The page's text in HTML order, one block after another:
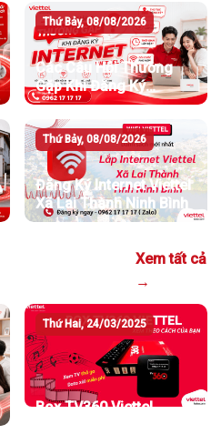
Thứ Bảy, 08/08/2026
Các Câu Hỏi Thường
Gặp Khi Đăng Ký
Internet Viettel
Thứ Bảy, 08/08/2026
Đăng Ký Internet Viettel
Xã Lai Thành Ninh Bình
Xem tất cả
→
Thứ Hai, 24/03/2025
Box TV360 Viettel